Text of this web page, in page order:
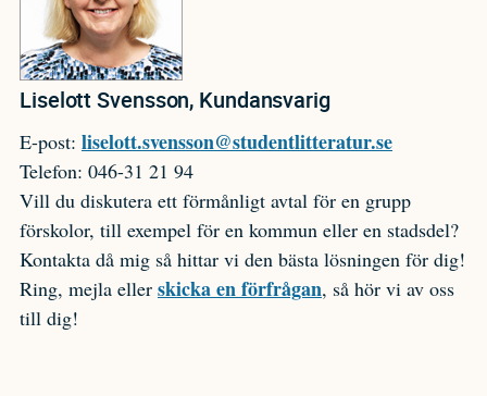
Liselott Svensson, Kundansvarig
E-post: liselott.svensson@studentlitteratur.se
Telefon: 046-31 21 94
Vill du diskutera ett förmånligt avtal för en grupp
förskolor, till exempel för en kommun eller en stadsdel?
Kontakta då mig så hittar vi den bästa lösningen för dig!
Ring, mejla eller skicka en förfrågan, så hör vi av oss
till dig!